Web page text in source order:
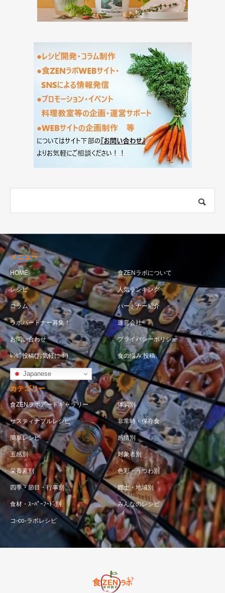
メニュー
HOME 食ZENラボについて
レシピ 人気ランキング
コラム パートナー紹介
ラボパートナー募集！ 運営会社
お問い合わせ プライバシーポリシー
ﾚｼﾋﾟ投稿(お気軽に！) 食の悩み 投稿
Japanese
カテゴリー
食ZENラボアートギャラリー 体調別
サスティナブルレシピ 非常時・保存食
簡単レシピ 感情別
五感別 対象者別
栄養素別 色彩・うつわ別
四季・節目・行事別 郷土・地域別
食材・ｽｰﾊﾟｰﾌｰﾄﾞ別 みんなのレシピ
コ-co-ラボレシピ